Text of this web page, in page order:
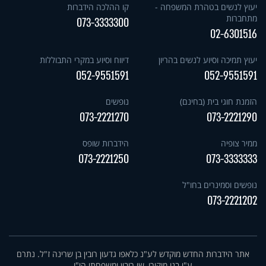
יעוץ לנשים בטהרת המשפחה -
מתחברות
02-6301516
קו ההלכה הידברות
073-3333300
יעוץ תמיכה וסיוע לנשים בהריון
052-9551591
דיווח וסיוע במקרי התבוללות
052-9551591
הזמנת חוגי בית (בחינם)
073-2221290
נופשים
073-2221270
ממיר צופיה
073-3333333
הידברות שופס
073-2221250
נופשים וסמינרים בחו"ל
073-2221202
אתר הידברות החדש מוקדש לע"נ כלאפו גדעון רובין בן שרינה ז"ל. נתרם